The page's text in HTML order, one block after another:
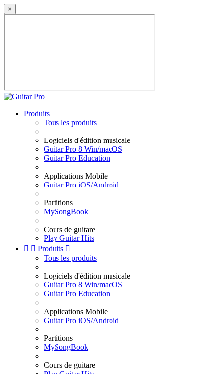
×
Produits
Tous les produits
Logiciels d'édition musicale
Guitar Pro 8 Win/macOS
Guitar Pro Education
Applications Mobile
Guitar Pro iOS/Android
Partitions
MySongBook
Cours de guitare
Play Guitar Hits
  Produits 
Tous les produits
Logiciels d'édition musicale
Guitar Pro 8 Win/macOS
Guitar Pro Education
Applications Mobile
Guitar Pro iOS/Android
Partitions
MySongBook
Cours de guitare